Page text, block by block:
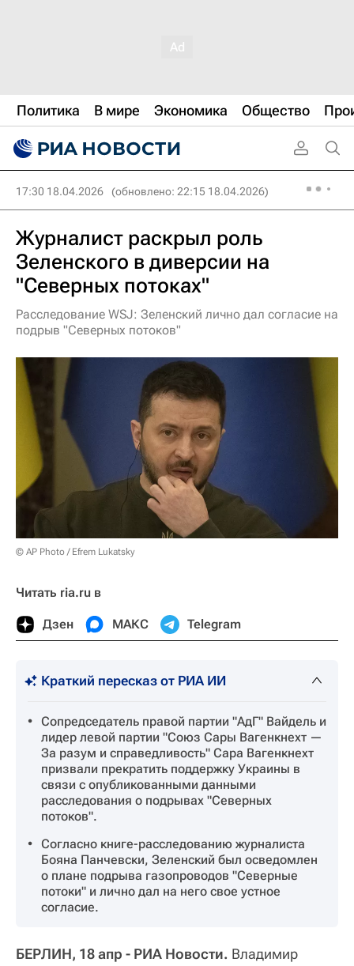
Политика В мире Экономика Общество
17:30 18.04.2026 (обновлено: 22:15 18.04.2026)
Журналист раскрыл роль
Зеленского в диверсии на
"Северных потоках"
Расследование WSJ: Зеленский лично дал согласие на
подрыв "Северных потоков"
© AP Photo / Efrem Lukatsky
Читать ria.ru в
Дзен МАКС Telegram
Краткий пересказ от РИА ИИ
Сопредседатель правой партии "АдГ" Вайдель и
лидер левой партии "Союз Сары Вагенкнехт —
За разум и справедливость" Сара Вагенкнехт
призвали прекратить поддержку Украины в
связи с опубликованными данными
расследования о подрывах "Северных
потоков".
Согласно книге-расследованию журналиста
Бояна Панчевски, Зеленский был осведомлен
о плане подрыва газопроводов "Северные
потоки" и лично дал на него свое устное
согласие.
БЕРЛИН, 18 апр - РИА Новости. Владимир